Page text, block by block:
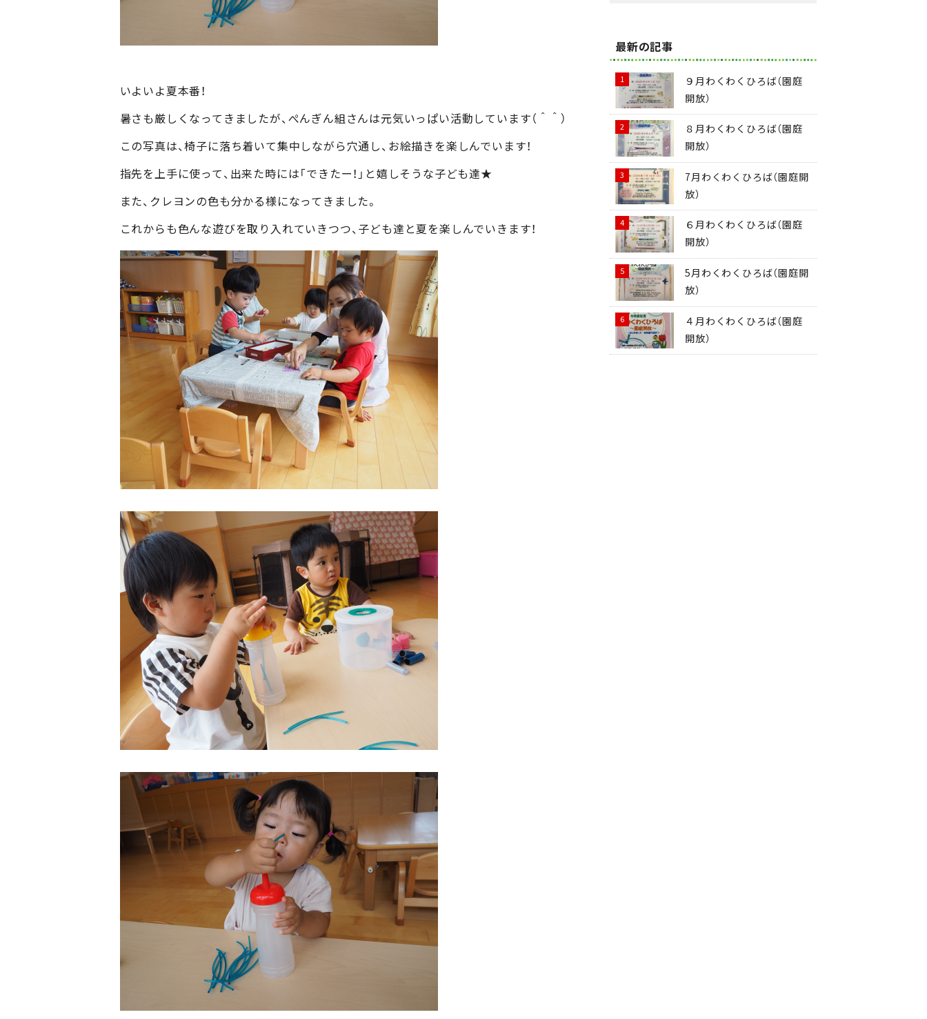
いよいよ夏本番！
暑さも厳しくなってきましたが、ぺんぎん組さんは元気いっぱい活動しています（＾＾）
この写真は、椅子に落ち着いて集中しながら穴通し、お絵描きを楽しんでいます！
指先を上手に使って、出来た時には「できたー！」と嬉しそうな子ども達★
また、クレヨンの色も分かる様になってきました。
これからも色んな遊びを取り入れていきつつ、子ども達と夏を楽しんでいきます！
最新の記事
９月わくわくひろば（園庭
開放）
８月わくわくひろば（園庭
開放）
7月わくわくひろば（園庭開
放）
６月わくわくひろば（園庭
開放）
5月わくわくひろば（園庭開
放）
４月わくわくひろば（園庭
開放）